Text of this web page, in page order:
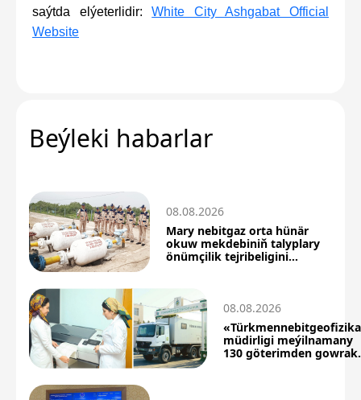
saýtda elýeterlidir:White City Ashgabat Official
Website
Beýleki habarlar
08.08.2026
Mary nebitgaz orta hünär
okuw mekdebiniň talyplary
önümçilik tejribeligini
08.08.2026
müdirligi meýilnamany
130 göterimden gowrak